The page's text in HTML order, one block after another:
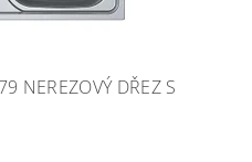
NEREZOVÝ DŘEZ S